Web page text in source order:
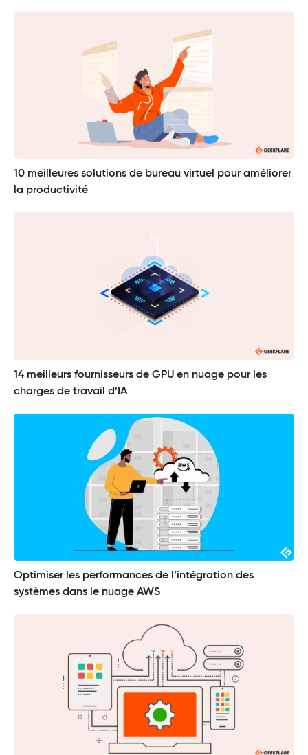
10 meilleures solutions de bureau virtuel pour améliorer
la productivité
14 meilleurs fournisseurs de GPU en nuage pour les
charges de travail d’IA
Optimiser les performances de l’intégration des
systèmes dans le nuage AWS